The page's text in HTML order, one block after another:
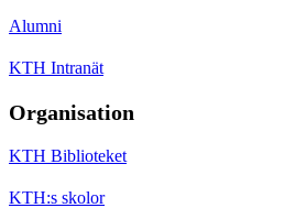
Alumni
KTH Intranät
Organisation
KTH Biblioteket
KTH:s skolor